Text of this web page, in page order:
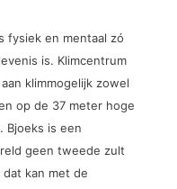
fysiek en mentaal zó
is. Klimcentrum
klimmogelijk zowel
op de 37 meter hoge
Bjoeks is een
geen tweede zult
kan met de